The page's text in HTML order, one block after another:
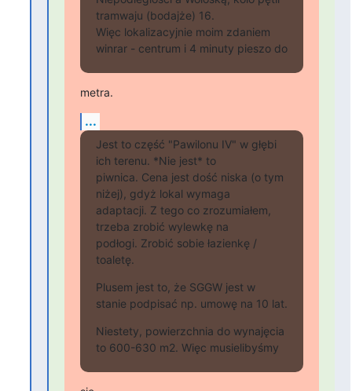
tramwaju (bodajże) 16.
Więc lokalizacyjnie moim zdaniem
winrar - centrum i 4 minuty pieszo do
metra.
...
Jest to część "Pawilonu IV" w głębi
ich terenu. *Nie jest* to
piwnica. Cena jest dość niska (o tym
niżej), gdyż lokal wymaga
adaptacji. Z tego co zrozumiałem,
trzeba zrobić wylewkę na
podłogi. Zrobić sobie łazienkę /
toaletę.
Plusem jest to, że SGGW jest w
stanie podpisać np. umowę na 10 lat.
Niestety, powierzchnia do wynajęcia
to 600-630 m2. Więc musielibyśmy